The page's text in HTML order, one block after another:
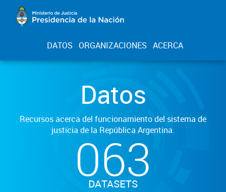
DATOS ORGANIZACIONES ACERCA
Datos
Recursos acerca del funcionamiento del sistema de
justicia de la República Argentina.
063
DATASETS